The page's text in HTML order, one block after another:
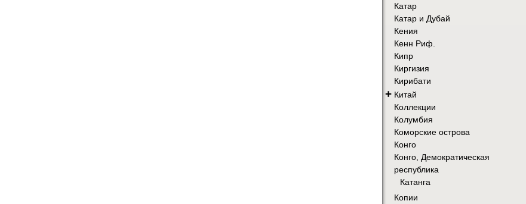
Катар
Катар и Дубай
Кения
Кенн Риф.
Кипр
Киргизия
Кирибати
+ Китай
Коллекции
Колумбия
Коморские острова
Конго
Конго, Демократическая
республика
Катанга
Копии